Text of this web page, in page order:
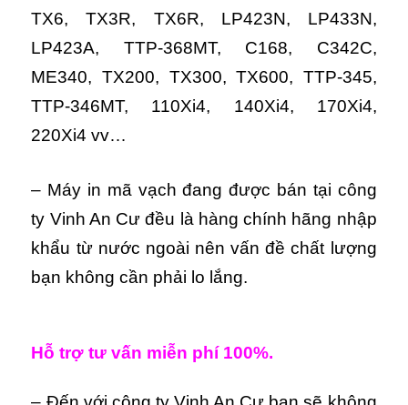
TX6, TX3R, TX6R, LP423N, LP433N,
LP423A, TTP-368MT, C168, C342C,
ME340, TX200, TX300, TX600, TTP-345,
TTP-346MT, 110Xi4, 140Xi4, 170Xi4,
220Xi4 vv…
– Máy in mã vạch đang được bán tại công
ty Vinh An Cư đều là hàng chính hãng nhập
khẩu từ nước ngoài nên vấn đề chất lượng
bạn không cần phải lo lắng.
Hỗ trợ tư vấn miễn phí 100%.